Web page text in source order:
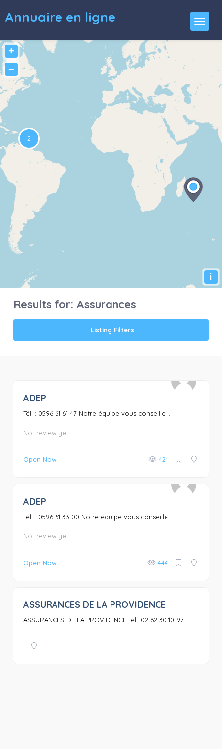
Annuaire en ligne
+
−
i
Results for: Assurances
Listing Filters
ADEP
Tél. : 0596 61 61 47 Notre équipe vous conseille ...
Not review yet
Open Now 421
ADEP
Tél. : 0596 61 33 00 Notre équipe vous conseille ...
Not review yet
Open Now 444
ASSURANCES DE LA PROVIDENCE
ASSURANCES DE LA PROVIDENCE Tél.:.02 62 30 10 97 ...